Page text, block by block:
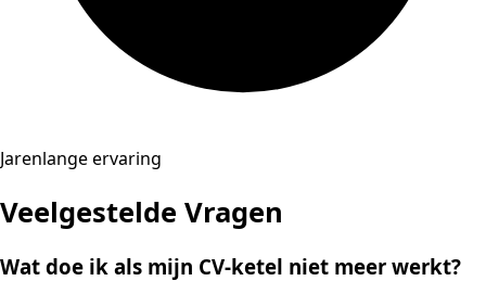
Jarenlange ervaring
Veelgestelde Vragen
Wat doe ik als mijn CV-ketel niet meer werkt?